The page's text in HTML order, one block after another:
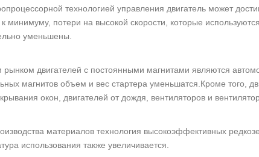
технологией управления двигатель может
к минимуму, потери на высокой скорости, которые
уменьшены.
двигателей с постоянными магнитами являются
магнитов объем и вес стартера уменьшатся.Кроме того,
окон, двигателей от дождя, вентиляторов и
материалов технология высокоэффективных
использования также увеличивается.